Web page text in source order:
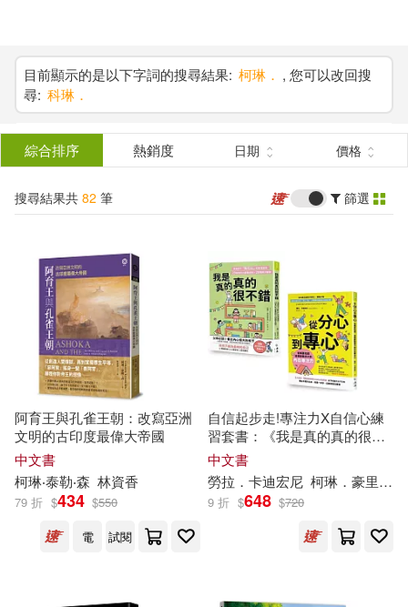
尋分類
作者 (可複選)
柯琳．霍克(8) 柯琳．胡佛(7)
柯琳(4)
柯琳‧胡佛(3) 柯琳．朵絲(3)
吉勒摩．戴托羅(2)
出版社 (可複選)
目前顯示的是以下字詞的搜尋結果: 柯琳． , 您可以改回搜
尋: 科琳．
綜合排序 熱銷度 日期 價格
搜尋結果共 82 筆 篩選
阿育王與孔雀王朝：改寫亞洲
文明的古印度最偉大帝國
中文書
柯琳‧泰勒‧森 林資香
79 折 $434 $550
電
試閱
自信起步走!專注力X自信心練
習套書：《我是真的真的很不
錯》+《從分心到專心》
中文書
勞拉．卡迪宏尼 柯琳 ．豪里格
9 折 $648 $720